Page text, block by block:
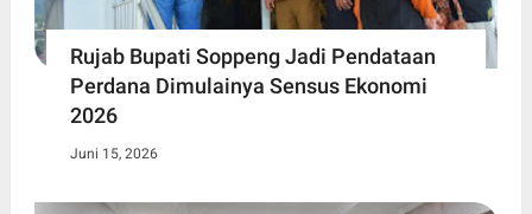
Rujab Bupati Soppeng Jadi Pendataan
Perdana Dimulainya Sensus Ekonomi
2026
Juni 15, 2026